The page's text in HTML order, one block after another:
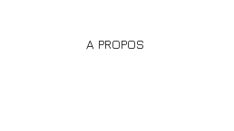
A PROPOS